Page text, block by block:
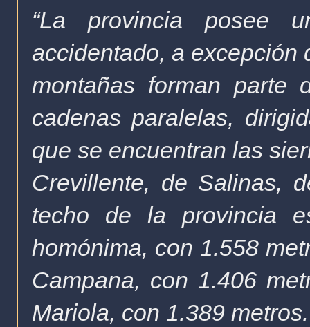
“La provincia posee
accidentado, a excepción
montañas forman parte
cadenas paralelas,
que se encuentran las
Crevillente, de Salinas,
techo de la provincia
homónima, con 1.558
Campana, con 1.406
Mariola, con 1.389 metros.